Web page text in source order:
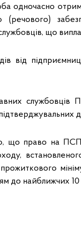
одночасно
(речового)
що
від
службовців
що право на ПСП
прожиткового
до найближчих 10